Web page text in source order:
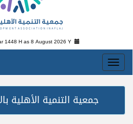
1448 H as8 August 2026 Y
جمعية التنمية الأهلية